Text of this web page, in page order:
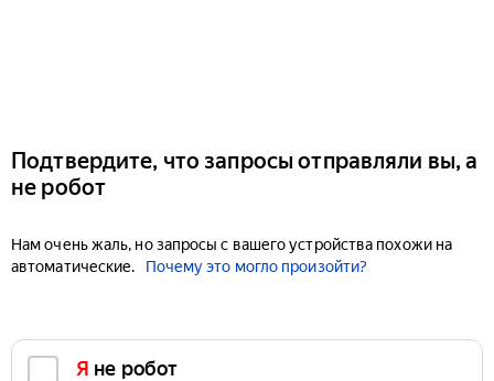
Подтвердите, что запросы отправляли вы, а
не робот
Нам очень жаль, но запросы с вашего устройства похожи на
автоматические.
Почему это могло произойти?
Я не робот